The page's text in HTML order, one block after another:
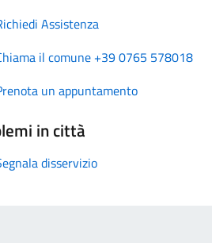
Assistenza
il comune +39 0765 578018
un appuntamento
in città
disservizio